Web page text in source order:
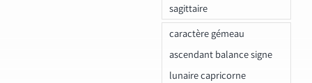
sagittaire
caractère gémeau
ascendant balance signe
lunaire capricorne